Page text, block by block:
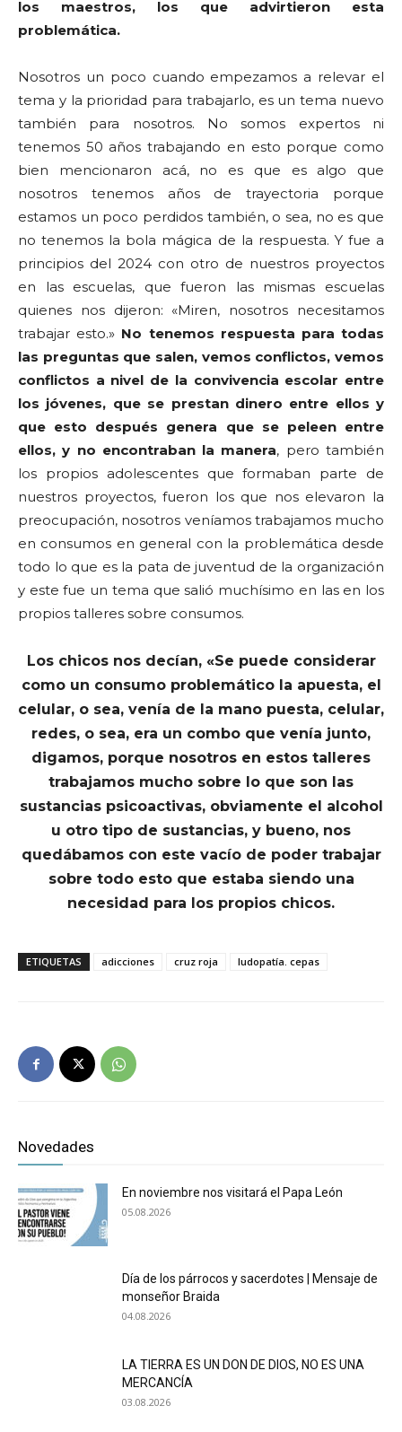
los maestros, los que advirtieron esta
problemática.
Nosotros un poco cuando empezamos a relevar el
tema y la prioridad para trabajarlo, es un tema nuevo
también para nosotros. No somos expertos ni
tenemos 50 años trabajando en esto porque como
bien mencionaron acá, no es que es algo que
nosotros tenemos años de trayectoria porque
estamos un poco perdidos también, o sea, no es que
no tenemos la bola mágica de la respuesta. Y fue a
principios del 2024 con otro de nuestros proyectos
en las escuelas, que fueron las mismas escuelas
quienes nos dijeron: «Miren, nosotros necesitamos
trabajar esto.» No tenemos respuesta para todas
las preguntas que salen, vemos conflictos, vemos
conflictos a nivel de la convivencia escolar entre
los jóvenes, que se prestan dinero entre ellos y
que esto después genera que se peleen entre
ellos, y no encontraban la manera, pero también
los propios adolescentes que formaban parte de
nuestros proyectos, fueron los que nos elevaron la
preocupación, nosotros veníamos trabajamos mucho
en consumos en general con la problemática desde
todo lo que es la pata de juventud de la organización
y este fue un tema que salió muchísimo en las en los
propios talleres sobre consumos.
Los chicos nos decían, «Se puede considerar
como un consumo problemático la apuesta, el
celular, o sea, venía de la mano puesta, celular,
redes, o sea, era un combo que venía junto,
digamos, porque nosotros en estos talleres
trabajamos mucho sobre lo que son las
sustancias psicoactivas, obviamente el alcohol
u otro tipo de sustancias, y bueno, nos
quedábamos con este vacío de poder trabajar
sobre todo esto que estaba siendo una
necesidad para los propios chicos.
ETIQUETAS adicciones cruz roja ludopatía. cepas
Novedades
En noviembre nos visitará el Papa León
05.08.2026
Día de los párrocos y sacerdotes | Mensaje de
monseñor Braida
04.08.2026
LA TIERRA ES UN DON DE DIOS, NO ES UNA
MERCANCÍA
03.08.2026